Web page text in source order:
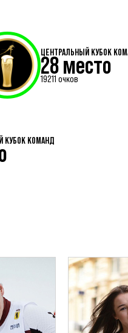
ЦЕНТРАЛЬНЫЙ КУБОК
28 место
19211 очков
КУБОК КОМАНД